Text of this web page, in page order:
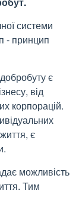
системи
- принцип
є
від
корпорацій.
є
можливість
Тим